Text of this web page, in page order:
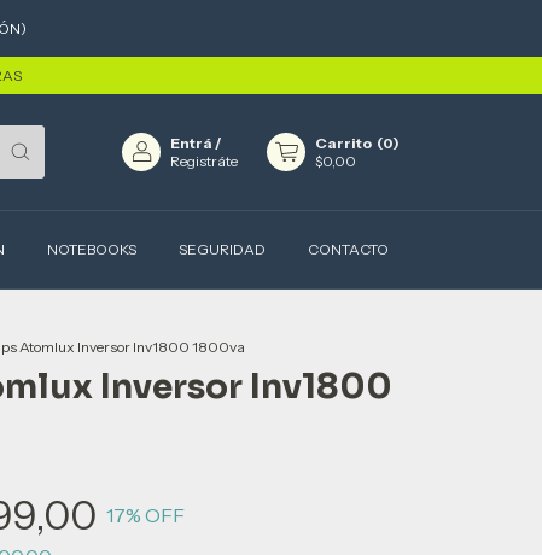
Entrá /
Registráte
Carrito (0)
$0,00
NOTEBOOKS SEGURIDAD CONTACTO
Atomlux Inversor Inv1800 1800va
Inversor Inv1800
17% OFF